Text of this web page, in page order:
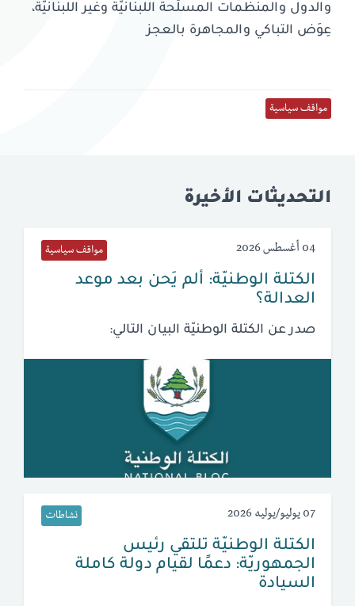
والدول والمنظّمات المسلّحة اللبنانيّة وغير اللبنانيّة،
عِوَض التباكي والمجاهرة بالعجز
مواقف سياسية
التحديثات الأخيرة
04 أغسطس 2026 مواقف سياسية
الكتلة الوطنيّة: ألم يَحن بعد موعد
العدالة؟
صدر عن الكتلة الوطنيّة البيان التالي:
07 يوليو/يوليه 2026 نشاطات
الكتلة الوطنيّة تلتقي رئيس
الجمهوريّة: دعمًا لقيام دولة كاملة
السيادة